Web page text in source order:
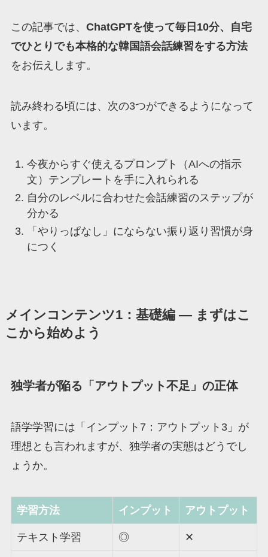
この記事では、 ChatGPTを使って毎日10分、自宅
でひとりでも本格的な韓国語会話練習をする方法
をお伝えします。
読み終わる頃には、次の3つができるようになって
います。
今夜からすぐ使えるプロンプト（AIへの指示
文）テンプレートを手に入れられる
自分のレベルに合わせた会話練習のステップが
分かる
「やりっぱなし」にならない振り返り習慣が身
につく
メインコンテンツ1：基礎編 ― まずはこ
こから始めよう
独学者が陥る「アウトプット不足」の正体
語学学習には「インプット7：アウトプット3」が
理想とも言われますが、独学者の実態はどうでし
ょうか。
学習方法 インプット アウトプット
テキスト学習 ◎ ✕